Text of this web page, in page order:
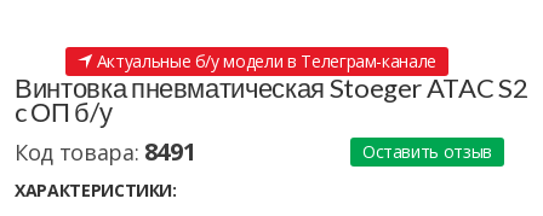
Актуальные б/у модели в Телеграм-канале
Винтовка пневматическая Stoeger ATAC S2
c ОП б/у
Код товара: 8491
Оставить отзыв
ХАРАКТЕРИСТИКИ: